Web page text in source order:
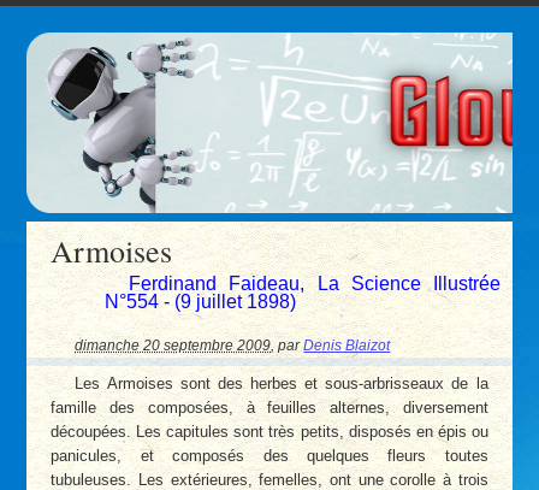
Armoises
Ferdinand Faideau, La Science Illustrée
N°554 - (9 juillet 1898)
dimanche 20 septembre 2009,parDenis Blaizot
Les Armoises sont des herbes et sous-arbrisseaux de la
famille des composées, à feuilles alternes, diversement
découpées. Les capitules sont très petits, disposés en épis ou
panicules, et composés des quelques fleurs toutes
tubuleuses. Les extérieures, femelles, ont une corolle à trois